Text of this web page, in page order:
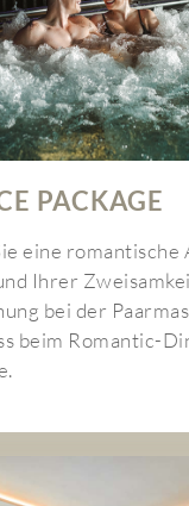
PACKAGE
eine romantische
Ihrer
bei der
beim Romantic-